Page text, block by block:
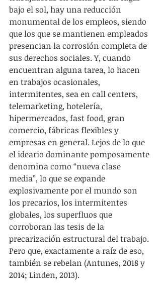
bajo el sol, hay una reducción
monumental de los empleos, siendo
que los que se mantienen empleados
presencian la corrosión completa de
sus derechos sociales. Y, cuando
encuentran alguna tarea, lo hacen
en trabajos ocasionales,
intermitentes, sea en call centers,
telemarketing, hotelería,
hipermercados, fast food, gran
comercio, fábricas flexibles y
empresas en general. Lejos de lo que
el ideario dominante pomposamente
denomina como “nueva clase
media”, lo que se expande
explosivamente por el mundo son
los precarios, los intermitentes
globales, los superfluos que
corroboran las tesis de la
precarización estructural del trabajo.
Pero que, exactamente a raíz de eso,
también se rebelan (Antunes, 2018 y
2014; Linden, 2013).